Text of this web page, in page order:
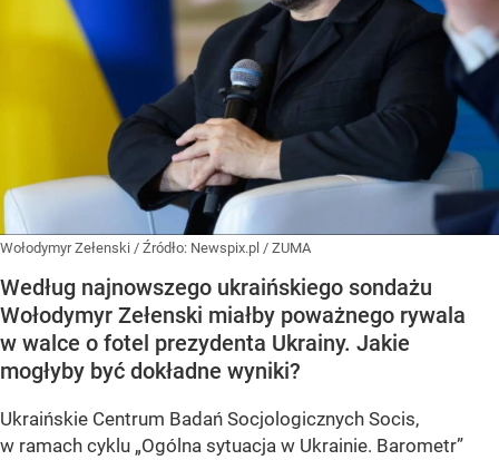
Wołodymyr Zełenski / Źródło: Newspix.pl / ZUMA
Według najnowszego ukraińskiego sondażu
Wołodymyr Zełenski miałby poważnego rywala
w walce o fotel prezydenta Ukrainy. Jakie
mogłyby być dokładne wyniki?
Ukraińskie Centrum Badań Socjologicznych Socis,
w ramach cyklu „Ogólna sytuacja w Ukrainie. Barometr”